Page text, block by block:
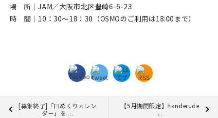
場 所｜JAM／大阪市北区豊崎6-6-23
時 間｜10：30～18：30（OSMOのご利用は18:00まで）
[募集終了]「日めくりカレン
ダー」を ...
【5月期間限定】handerude
...